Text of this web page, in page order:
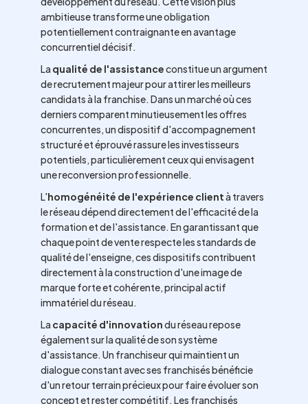
ambitieuse transforme une obligation
potentiellement contraignante en avantage
concurrentiel décisif.
La qualité de l'assistanceconstitue un argument
de recrutement majeur pour attirer les meilleurs
candidats à la franchise. Dans un marché où ces
derniers comparent minutieusement les offres
concurrentes, un dispositif d'accompagnement
structuré et éprouvé rassure les investisseurs
potentiels, particulièrement ceux qui envisagent
une reconversion professionnelle.
L'homogénéité de l'expérience clientà travers
le réseau dépend directement de l'efficacité de la
formation et de l'assistance. En garantissant que
chaque point de vente respecte les standards de
qualité de l'enseigne, ces dispositifs contribuent
directement à la construction d'une image de
marque forte et cohérente, principal actif
immatériel du réseau.
La capacité d'innovationdu réseau repose
également sur la qualité de son système
d'assistance. Un franchiseur qui maintient un
dialogue constant avec ses franchisés bénéficie
d'un retour terrain précieux pour faire évoluer son
concept et rester compétitif. Les franchisés